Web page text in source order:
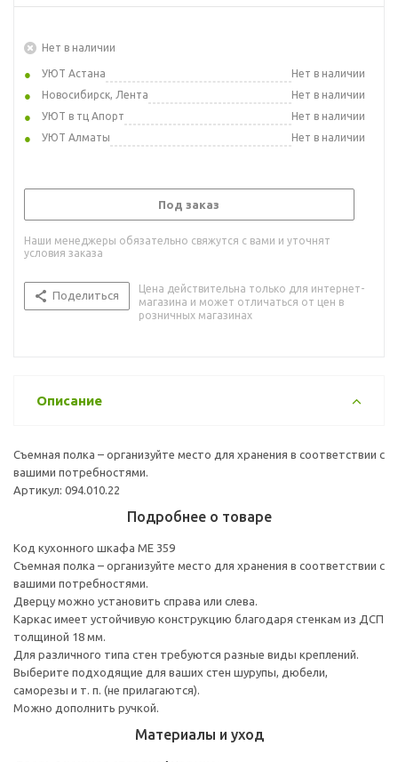
Нет в наличии
УЮТ Астана
Нет в наличии
Новосибирск, Лента
Нет в наличии
УЮТ в тц Апорт
Нет в наличии
УЮТ Алматы
Нет в наличии
Под заказ
Наши менеджеры обязательно свяжутся с вами и уточнят
условия заказа
Поделиться
Цена действительна только для интернет-
магазина и может отличаться от цен в
розничных магазинах
Описание
Съемная полка – организуйте место для хранения в соответствии с
вашими потребностями.
Артикул: 094.010.22
Подробнее о товаре
Код кухонного шкафа ME 359
Съемная полка – организуйте место для хранения в соответствии с
вашими потребностями.
Дверцу можно установить справа или слева.
Каркас имеет устойчивую конструкцию благодаря стенкам из ДСП
толщиной 18 мм.
Для различного типа стен требуются разные виды креплений.
Выберите подходящие для ваших стен шурупы, дюбели,
саморезы и т. п. (не прилагаются).
Можно дополнить ручкой.
Материалы и уход